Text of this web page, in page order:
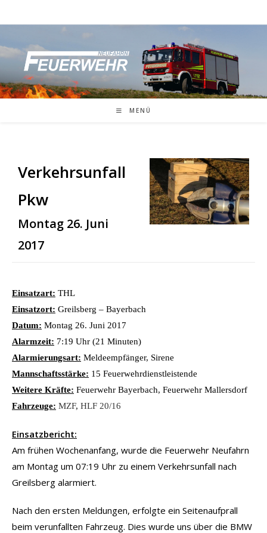
Inhalt
MENÜ
Verkehrsunfall
Pkw
Montag 26. Juni
2017
Einsatzart: THL
Einsatzort: Greilsberg – Bayerbach
Datum: Montag 26. Juni 2017
Alarmzeit: 7:19 Uhr (21 Minuten)
Alarmierungsart: Meldeempfänger, Sirene
Mannschaftsstärke: 15 Feuerwehrdienstleistende
Weitere Kräfte: Feuerwehr Bayerbach, Feuerwehr Mallersdorf
Fahrzeuge: MZF, HLF 20/16
Einsatzbericht:
Am frühen Wochenanfang, wurde die Feuerwehr Neufahrn
am Montag um 07:19 Uhr zu einem Verkehrsunfall nach
Greilsberg alarmiert.
Nach den ersten Meldungen, erfolgte ein Seitenaufprall
beim verunfallten Fahrzeug. Dies wurde uns über die BMW